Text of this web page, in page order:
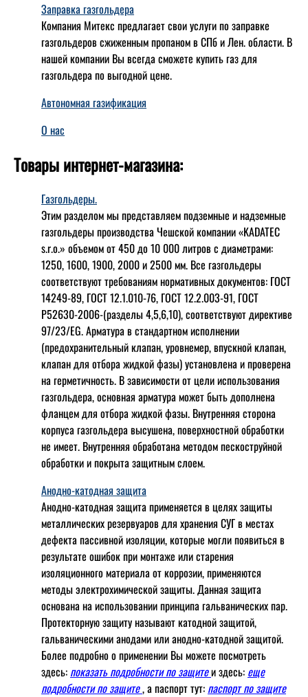
Заправка газгольдера
Компания Митекс предлагает свои услуги по заправке
газгольдеров сжиженным пропаном в СПб и Лен. области. В
нашей компании Вы всегда сможете купить газ для
газгольдера по выгодной цене.
Автономная газификация
О нас
Товары интернет-магазина:
Газгольдеры.
Этим разделом мы представляем подземные и надземные
газгольдеры производства Чешской компании «KADATEC
s.r.o.» объемом от 450 до 10 000 литров с диаметрами:
1250, 1600, 1900, 2000 и 2500 мм. Все газгольдеры
соответствуют требованиям нормативных документов: ГОСТ
14249-89, ГОСТ 12.1.010-76, ГОСТ 12.2.003-91, ГОСТ
Р52630-2006-(разделы 4,5,6,10), соответствуют директиве
97/23/EG. Арматура в стандартном исполнении
(предохранительный клапан, уровнемер, впускной клапан,
клапан для отбора жидкой фазы) установлена и проверена
на герметичность. В зависимости от цели использования
газгольдера, основная арматура может быть дополнена
фланцем для отбора жидкой фазы. Внутренняя сторона
корпуса газгольдера высушена, поверхностной обработки
не имеет. Внутренняя обработана методом пескоструйной
обработки и покрыта защитным слоем.
Анодно-катодная защита
Анодно-катодная защита применяется в целях защиты
металлических резервуаров для хранения СУГ в местах
дефекта пассивной изоляции, которые могли появиться в
результате ошибок при монтаже или старения
изоляционного материала от коррозии, применяются
методы электрохимической защиты. Данная защита
основана на использовании принципа гальванических пар.
Протекторную защиту называют катодной защитой,
гальваническими анодами или анодно-катодной защитой.
Более подробно о применении Вы можете посмотреть
здесь: показать подробности по защитеи здесь: еще
подробности по защите, а паспорт тут: паспорт по защите